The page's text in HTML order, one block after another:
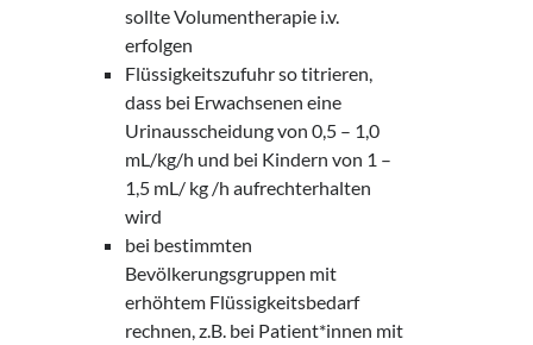
sollte Volumentherapie i.v.
erfolgen
Flüssigkeitszufuhr so titrieren,
dass bei Erwachsenen eine
Urinausscheidung von 0,5 – 1,0
mL/kg/h und bei Kindern von 1 –
1,5 mL/ kg /h aufrechterhalten
wird
bei bestimmten
Bevölkerungsgruppen mit
erhöhtem Flüssigkeitsbedarf
rechnen, z.B. bei Patient*innen mit